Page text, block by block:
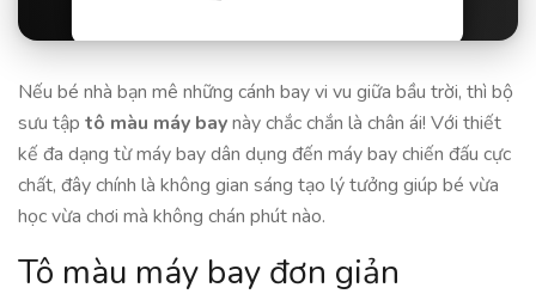
Nếu bé nhà bạn mê những cánh bay vi vu giữa bầu trời, thì bộ
sưu tập tô màu máy baynày chắc chắn là chân ái! Với thiết
kế đa dạng từ máy bay dân dụng đến máy bay chiến đấu cực
chất, đây chính là không gian sáng tạo lý tưởng giúp bé vừa
học vừa chơi mà không chán phút nào.
Tô màu máy bay đơn giản